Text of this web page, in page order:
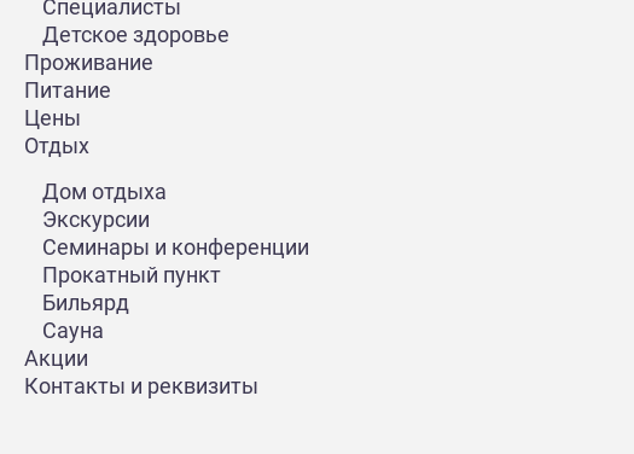
Специалисты
Детское здоровье
Проживание
Питание
Цены
Отдых
Дом отдыха
Экскурсии
Семинары и конференции
Прокатный пункт
Бильярд
Сауна
Акции
Контакты и реквизиты